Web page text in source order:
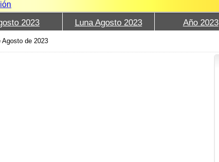
2023 Luna Agosto 2023 Año 2023
Agosto de 2023